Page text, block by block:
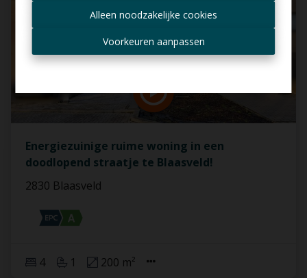
Alleen noodzakelijke cookies
Voorkeuren aanpassen
Energiezuinige ruime woning in een
doodlopend straatje te Blaasveld!
2830 Blaasveld
4 1 200 m²
aanbiedingen?
Ontvang aanbod per mail